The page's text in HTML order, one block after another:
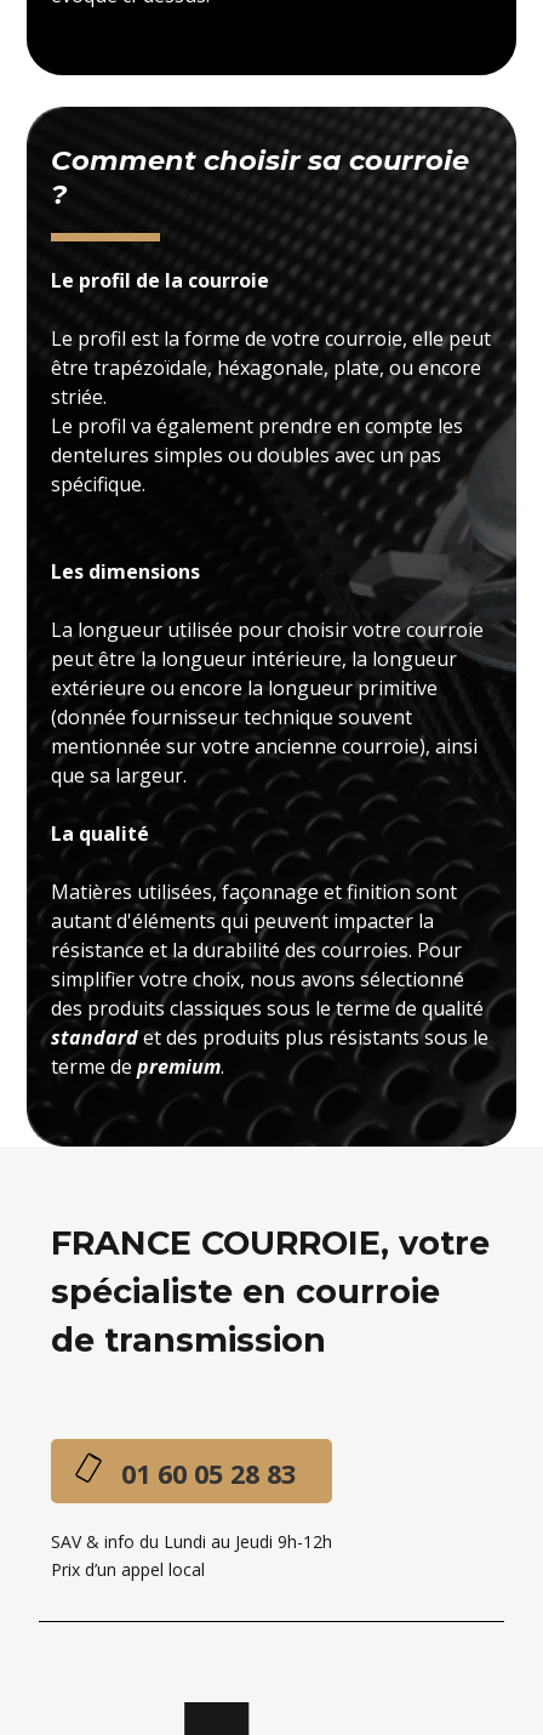
Comment choisir sa courroie
?
Le profil de la courroie
Le profil est la forme de votre courroie, elle peut
être trapézoïdale, héxagonale, plate, ou encore
striée.
Le profil va également prendre en compte les
dentelures simples ou doubles avec un pas
spécifique.
Les dimensions
La longueur utilisée pour choisir votre courroie
peut être la longueur intérieure, la longueur
extérieure ou encore la longueur primitive
(donnée fournisseur technique souvent
mentionnée sur votre ancienne courroie), ainsi
que sa largeur.
La qualité
Matières utilisées, façonnage et finition sont
autant d'éléments qui peuvent impacter la
résistance et la durabilité des courroies. Pour
simplifier votre choix, nous avons sélectionné
des produits classiques sous le terme de qualité
standardet des produits plus résistants sous le
terme depremium.
FRANCE COURROIE, votre
spécialiste en courroie
de transmission
01 60 05 28 83
SAV & info du Lundi au Jeudi 9h-12h
Prix d’un appel local